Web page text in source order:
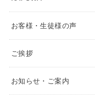
お客様・生徒様の声
ご挨拶
お知らせ・ご案内